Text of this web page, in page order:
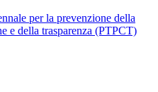
per la prevenzione della
e della trasparenza (PTPCT)